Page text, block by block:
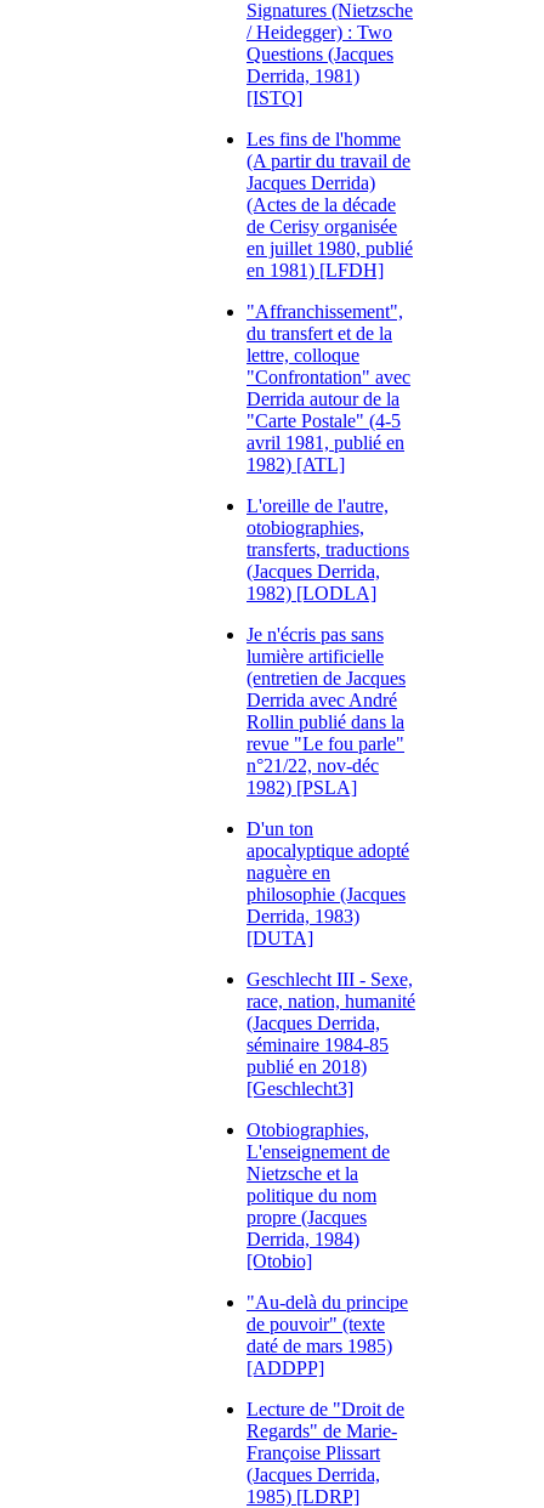
Signatures (Nietzsche
/ Heidegger) : Two
Questions (Jacques
Derrida, 1981)
[ISTQ]
Les fins de l'homme
(A partir du travail de
Jacques Derrida)
(Actes de la décade
de Cerisy organisée
en juillet 1980, publié
en 1981) [LFDH]
"Affranchissement",
du transfert et de la
lettre, colloque
"Confrontation" avec
Derrida autour de la
"Carte Postale" (4-5
avril 1981, publié en
1982) [ATL]
L'oreille de l'autre,
otobiographies,
transferts, traductions
(Jacques Derrida,
1982) [LODLA]
Je n'écris pas sans
lumière artificielle
(entretien de Jacques
Derrida avec André
Rollin publié dans la
revue "Le fou parle"
n°21/22, nov-déc
1982) [PSLA]
D'un ton
apocalyptique adopté
naguère en
philosophie (Jacques
Derrida, 1983)
[DUTA]
Geschlecht III - Sexe,
race, nation, humanité
(Jacques Derrida,
séminaire 1984-85
publié en 2018)
[Geschlecht3]
Otobiographies,
L'enseignement de
Nietzsche et la
politique du nom
propre (Jacques
Derrida, 1984)
[Otobio]
"Au-delà du principe
de pouvoir" (texte
daté de mars 1985)
[ADDPP]
Lecture de "Droit de
Regards" de Marie-
Françoise Plissart
(Jacques Derrida,
1985) [LDRP]